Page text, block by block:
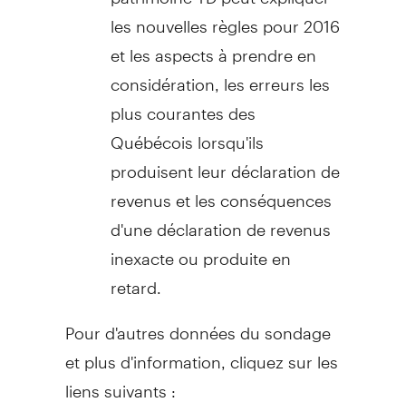
les nouvelles règles pour2016
etles aspects à prendre en
considération, les erreurs les
plus courantes des
Québécois lorsqu'ils
produisent leur déclaration de
revenus et les conséquences
d'une déclaration de revenus
inexacte ou produite en
retard.
Pour d'autres données du sondage
et plus d'information, cliquez sur les
liens suivants :